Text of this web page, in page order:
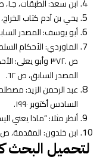
ابن سعد: الطبقات، جـ١، ص ٣٤١. وابن سلام: الأموال ص ٣٥٦-٣٥٧.
يحي بن آدم كتاب الخراج، ص ٨٥-٨٦، أبو يوسف:
أبو يوسف: المصدر
المصدر السابق، ص ٦٢.
السادس أكتوبر ١٩٩٠.
أنظر مثلا: “ماذا يعني
ابن خلدون: المقدمة، ص
لتحميل البحث